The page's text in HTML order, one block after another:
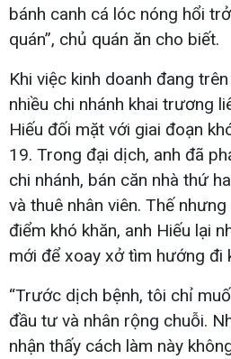
bánh canh cá lóc nóng hổi
quán”, chủ quán ăn cho biết.
Khi việc kinh doanh đang
nhiều chi nhánh khai trương
Hiếu đối mặt với giai đoạn
19. Trong đại dịch, anh đã
chi nhánh, bán căn nhà thứ
và thuê nhân viên. Thế
điểm khó khăn, anh Hiếu lại
mới để xoay xở tìm hướng đi
“Trước dịch bệnh, tôi chỉ
đầu tư và nhân rộng chuỗi.
nhận thấy cách làm này